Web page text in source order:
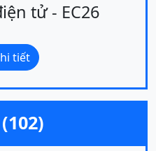
tử - EC26
tiết